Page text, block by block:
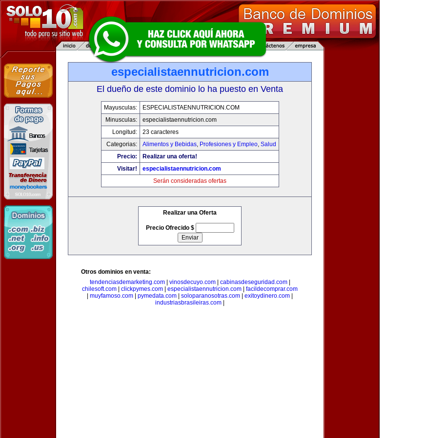
especialistaennutricion.com
El dueño de este dominio lo ha puesto en Venta
Mayusculas:
ESPECIALISTAENNUTRICION.COM
Minusculas:
especialistaennutricion.com
Longitud:
23 caracteres
Categorias:
Alimentos y Bebidas, Profesiones y Empleo, Salud
Precio:
Realizar una oferta!
Visitar!
especialistaennutricion.com
Serán consideradas ofertas
Realizar una Oferta
Precio Ofrecido $
Otros dominios en venta:
tendenciasdemarketing.com| vinosdecuyo.com| cabinasdeseguridad.com|
chilesoft.com
clickpymes.com especialistaennutricion.com
facildecomprar.com
muyfamoso.com pymedata.com soloparanosotras.com exitoydinero.com
industriasbrasileiras.com